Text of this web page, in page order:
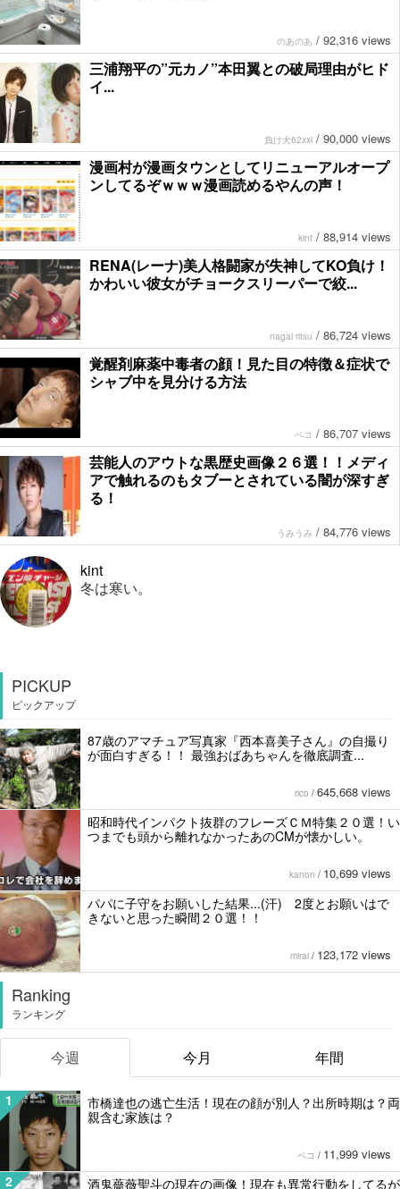
のあのあ / 92,316 views
三浦翔平の”元カノ”本田翼との破局理由がヒド
イ...
負け犬62xxi / 90,000 views
漫画村が漫画タウンとしてリニューアルオープ
ンしてるぞｗｗｗ漫画読めるやんの声！
kint / 88,914 views
RENA(レーナ)美人格闘家が失神してKO負け！
かわいい彼女がチョークスリーパーで絞...
nagai ritsu / 86,724 views
覚醒剤麻薬中毒者の顔！見た目の特徴＆症状で
シャブ中を見分ける方法
ペコ / 86,707 views
芸能人のアウトな黒歴史画像２６選！！メディ
アで触れるのもタブーとされている闇が深すぎ
る！
うみうみ / 84,776 views
kint
冬は寒い。
PICKUP
ピックアップ
87歳のアマチュア写真家『西本喜美子さん』の自撮り
が面白すぎる！！ 最強おばあちゃんを徹底調査...
rico / 645,668 views
昭和時代インパクト抜群のフレーズＣＭ特集２０選！い
つまでも頭から離れなかったあのCMが懐かしい。
kanon / 10,699 views
パパに子守をお願いした結果...(汗) 2度とお願いはで
きないと思った瞬間２０選！！
mirai / 123,172 views
Ranking
ランキング
今週 今月 年間
1
市橋達也の逃亡生活！現在の顔が別人？出所時期は？両
親含む家族は？
ペコ / 11,999 views
2 酒鬼薔薇聖斗の現在の画像！現在も異常行動をしてるが